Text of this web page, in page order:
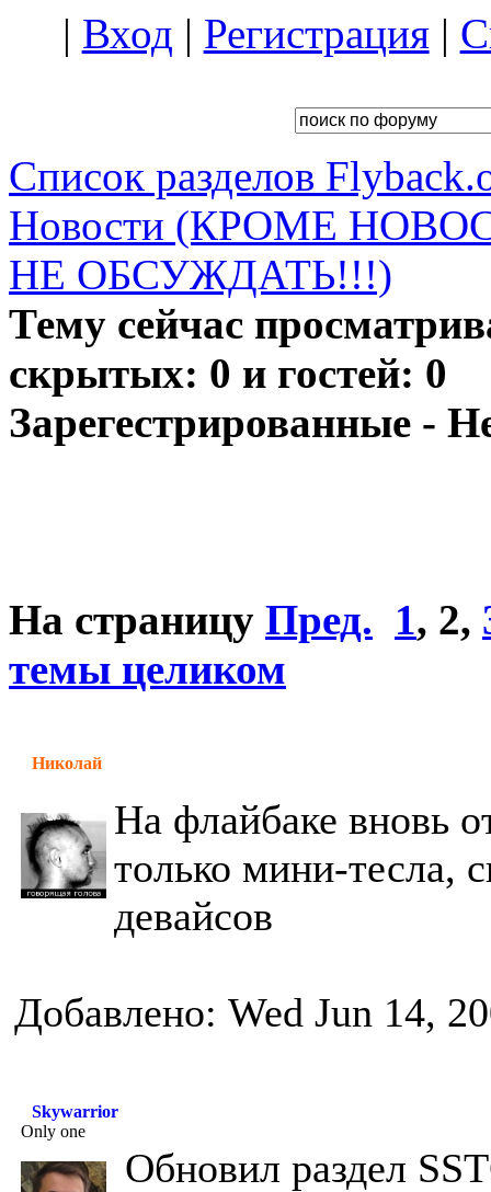
| Вход | Регистрация|
Список разделов
Новости (КРОМЕ
НЕ ОБСУЖДАТЬ!!!)
Тему сейчас
скрытых: 0 и гостей: 0
Зарегестрированные -
На страницу Пред. 1, 2,
темы целиком
Николай
На флайбаке вновь
только мини-тесла,
девайсов
Добавлено: Wed Jun 14,
Skywarrior
Only one
Обновил раздел